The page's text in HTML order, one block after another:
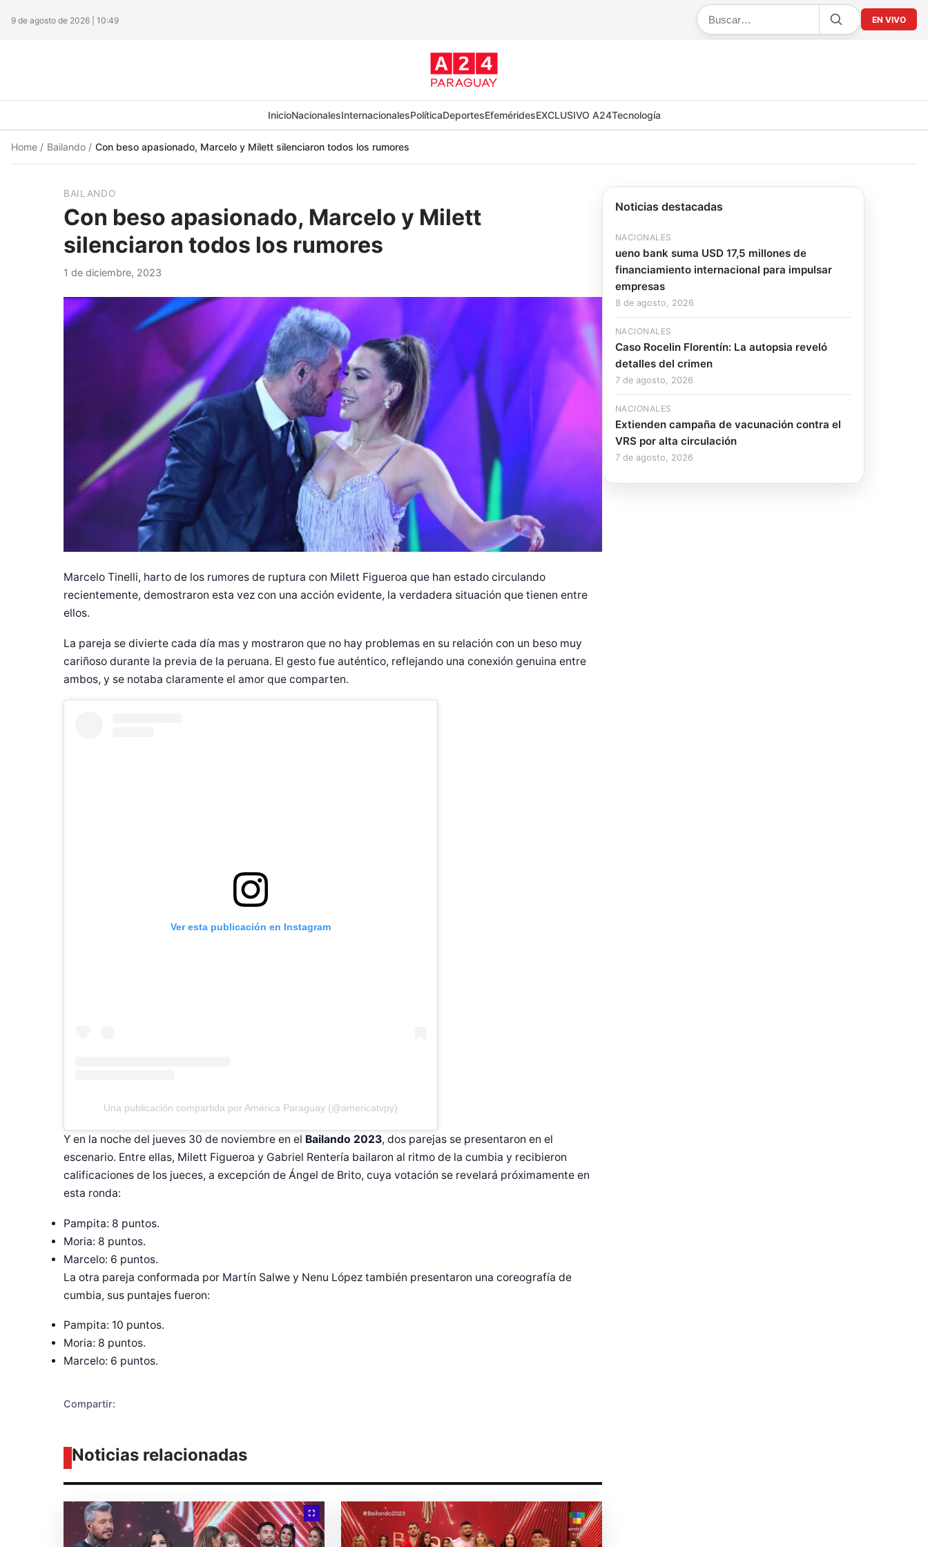
9 de agosto de 2026 | 10:49 EN VIVO
InicioNacionalesInternacionalesPolíticaDeportesEfeméridesEXCLUSIVO A24Tecnología
Home / Bailando / Con beso apasionado, Marcelo y Milett silenciaron todos los rumores
BAILANDO
Con beso apasionado, Marcelo y Milett
silenciaron todos los rumores
1 de diciembre, 2023
Marcelo Tinelli, harto de los rumores de ruptura con Milett Figueroa que han estado circulando
recientemente, demostraron esta vez con una acción evidente, la verdadera situación que tienen entre
ellos.
La pareja se divierte cada día mas y mostraron que no hay problemas en su relación con un beso muy
cariñoso durante la previa de la peruana. El gesto fue auténtico, reflejando una conexión genuina entre
ambos, y se notaba claramente el amor que comparten.
Ver esta publicación en Instagram
Una publicación compartida por América Paraguay (@americatvpy)
Y en la noche del jueves 30 de noviembre en el Bailando 2023, dos parejas se presentaron en el
escenario. Entre ellas, Milett Figueroa y Gabriel Rentería bailaron al ritmo de la cumbia y recibieron
calificaciones de los jueces, a excepción de Ángel de Brito, cuya votación se revelará próximamente en
esta ronda:
Pampita: 8 puntos.
Moria: 8 puntos.
Marcelo: 6 puntos.
La otra pareja conformada por Martín Salwe y Nenu López también presentaron una coreografía de
cumbia, sus puntajes fueron:
Pampita: 10 puntos.
Moria: 8 puntos.
Marcelo: 6 puntos.
Compartir:
Noticias relacionadas
Noticias destacadas
NACIONALES
ueno bank suma USD 17,5 millones de
financiamiento internacional para impulsar
empresas
8 de agosto, 2026
NACIONALES
Caso Rocelin Florentín: La autopsia reveló
detalles del crimen
7 de agosto, 2026
NACIONALES
Extienden campaña de vacunación contra el
VRS por alta circulación
7 de agosto, 2026